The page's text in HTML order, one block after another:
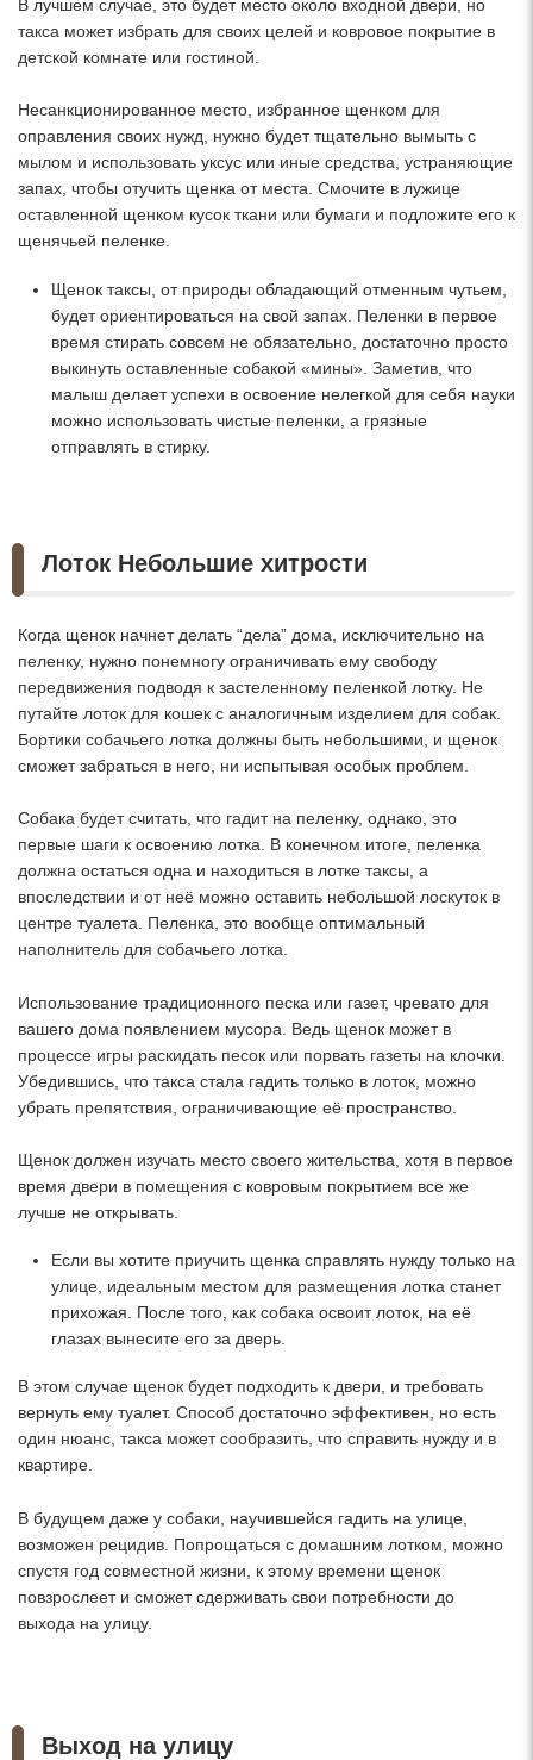
В лучшем случае, это будет место около входной двери, но
такса может избрать для своих целей и ковровое покрытие в
детской комнате или гостиной.
Несанкционированное место, избранное щенком для
оправления своих нужд, нужно будет тщательно вымыть с
мылом и использовать уксус или иные средства, устраняющие
запах, чтобы отучить щенка от места. Смочите в лужице
оставленной щенком кусок ткани или бумаги и подложите его к
щенячьей пеленке.
Щенок таксы, от природы обладающий отменным чутьем,
будет ориентироваться на свой запах. Пеленки в первое
время стирать совсем не обязательно, достаточно просто
выкинуть оставленные собакой «мины». Заметив, что
малыш делает успехи в освоение нелегкой для себя науки
можно использовать чистые пеленки, а грязные
отправлять в стирку.
Лоток Небольшие хитрости
Когда щенок начнет делать “дела” дома, исключительно на
пеленку, нужно понемногу ограничивать ему свободу
передвижения подводя к застеленному пеленкой лотку. Не
путайте лоток для кошек с аналогичным изделием для собак.
Бортики собачьего лотка должны быть небольшими, и щенок
сможет забраться в него, ни испытывая особых проблем.
Собака будет считать, что гадит на пеленку, однако, это
первые шаги к освоению лотка. В конечном итоге, пеленка
должна остаться одна и находиться в лотке таксы, а
впоследствии и от неё можно оставить небольшой лоскуток в
центре туалета. Пеленка, это вообще оптимальный
наполнитель для собачьего лотка.
Использование традиционного песка или газет, чревато для
вашего дома появлением мусора. Ведь щенок может в
процессе игры раскидать песок или порвать газеты на клочки.
Убедившись, что такса стала гадить только в лоток, можно
убрать препятствия, ограничивающие её пространство.
Щенок должен изучать место своего жительства, хотя в первое
время двери в помещения с ковровым покрытием все же
лучше не открывать.
Если вы хотите приучить щенка справлять нужду только на
улице, идеальным местом для размещения лотка станет
прихожая. После того, как собака освоит лоток, на её
глазах вынесите его за дверь.
В этом случае щенок будет подходить к двери, и требовать
вернуть ему туалет. Способ достаточно эффективен, но есть
один нюанс, такса может сообразить, что справить нужду и в
квартире.
В будущем даже у собаки, научившейся гадить на улице,
возможен рецидив. Попрощаться с домашним лотком, можно
спустя год совместной жизни, к этому времени щенок
повзрослеет и сможет сдерживать свои потребности до
выхода на улицу.
Выход на улицу